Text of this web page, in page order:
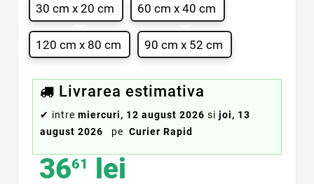
30 cm x 20 cm 60 cm x 40 cm
120 cm x 80 cm 90 cm x 52 cm
Livrarea estimativa
✔ intre miercuri, 12 august 2026 si joi, 13
august 2026
pe Curier Rapid
3661 lei